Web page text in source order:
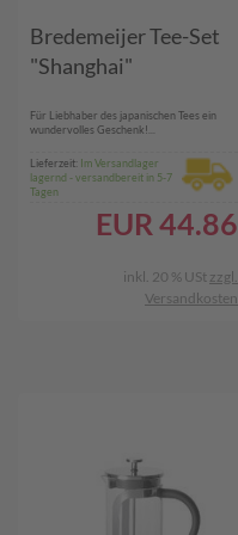
Bredemeijer Tee-Set
"Shanghai"
Für Liebhaber des japanischen Tees ein
wundervolles Geschenk!...
Lieferzeit: Im Versandlager
lagernd - versandbereit in 5-7
Tagen
EUR 44.86
inkl. 20 % USt zzgl.
Versandkosten